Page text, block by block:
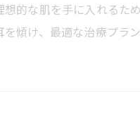
的な肌を手に入れるた
傾け、最適な治療プラ